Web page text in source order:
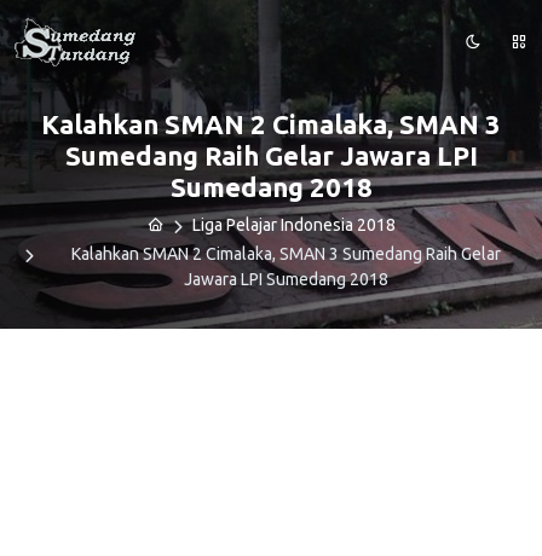
Kalahkan SMAN 2 Cimalaka, SMAN 3
Sumedang Raih Gelar Jawara LPI
Sumedang 2018
Liga Pelajar Indonesia 2018
Kalahkan SMAN 2 Cimalaka, SMAN 3 Sumedang Raih Gelar
Jawara LPI Sumedang 2018